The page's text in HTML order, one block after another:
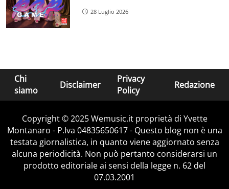
28 Luglio 2026
Chi
siamo
Disclaimer
Privacy
Policy
Redazione
Copyright © 2025 Wemusic.it proprietà di Yvette
Montanaro - P.Iva 04835650617 - Questo blog non è una
testata giornalistica, in quanto viene aggiornato senza
alcuna periodicità. Non può pertanto considerarsi un
prodotto editoriale ai sensi della legge n. 62 del
07.03.2001